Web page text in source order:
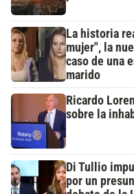
La historia
mujer", la
caso de una
marido
Ricardo
sobre la
Di Tullio
por un